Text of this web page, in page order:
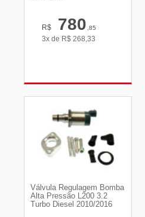
R$ 780,85
3x de R$ 268,33
Válvula Regulagem Bomba
Alta Pressão L200 3.2
Turbo Diesel 2010/2016